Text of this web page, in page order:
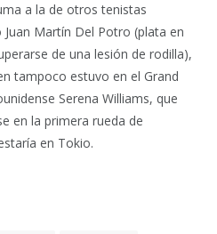
a la de otros tenistas
Martín Del Potro (plata en
de una lesión de rodilla),
tampoco estuvo en el Grand
Serena Williams, que
en la primera rueda de
en Tokio.